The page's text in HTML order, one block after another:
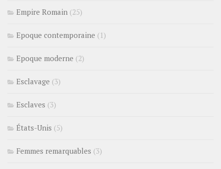
Empire Romain (25)
Epoque contemporaine (1)
Epoque moderne (2)
Esclavage (3)
Esclaves (3)
États-Unis (5)
Femmes remarquables (3)